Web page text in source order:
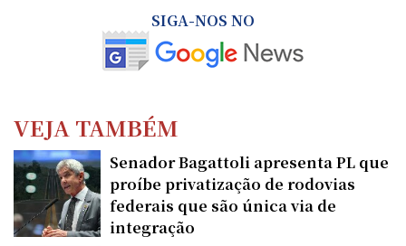
SIGA-NOS NO
VEJA TAMBÉM
Senador Bagattoli apresenta PL que
proíbe privatização de rodovias
federais que são única via de
integração